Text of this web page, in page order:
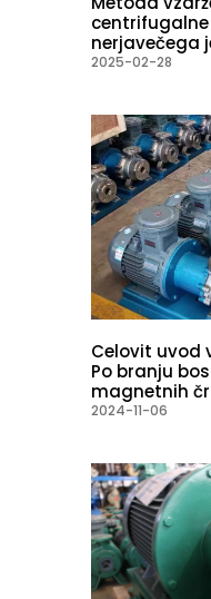
centrifugalne
nerjavečega
2025-02-28
Celovit uvod
Po branju
magnetnih
2024-11-06